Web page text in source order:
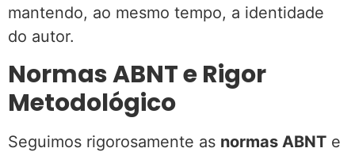
mantendo, ao mesmo tempo, a identidade
do autor.
Normas ABNT e Rigor
Metodológico
Seguimos rigorosamente as normas ABNT e